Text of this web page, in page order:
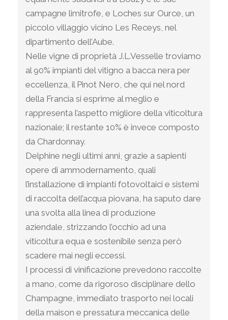
campagne limitrofe, e Loches sur Ource, un
piccolo villaggio vicino Les Receys, nel
dipartimento dell’Aube.
Nelle vigne di proprietà J.L.Vesselle troviamo
al 90% impianti del vitigno a bacca nera per
eccellenza, il Pinot Nero, che qui nel nord
della Francia si esprime al meglio e
rappresenta l’aspetto migliore della viticoltura
nazionale; il restante 10% è invece composto
da Chardonnay.
Delphine negli ultimi anni, grazie a sapienti
opere di ammodernamento, quali
l’installazione di impianti fotovoltaici e sistemi
di raccolta dell’acqua piovana, ha saputo dare
una svolta alla linea di produzione
aziendale, strizzando l’occhio ad una
viticoltura equa e sostenibile senza però
scadere mai negli eccessi.
I processi di vinificazione prevedono raccolte
a mano, come da rigoroso disciplinare dello
Champagne, immediato trasporto nei locali
della maison e pressatura meccanica delle